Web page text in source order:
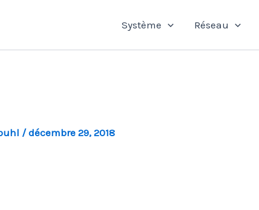
Système Réseau
/décembre 29, 2018